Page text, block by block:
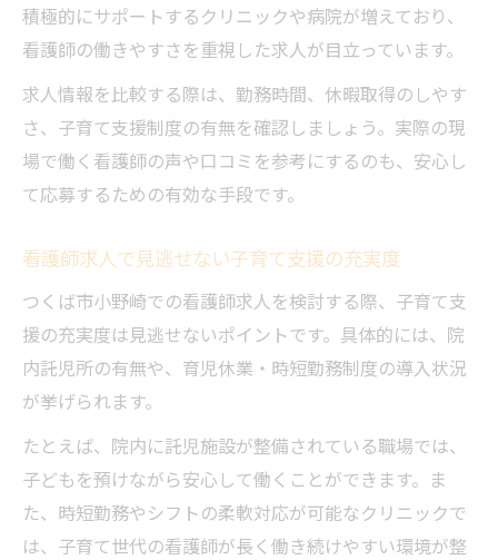
積極的にサポートするクリニックや病院が増えており、
看護師の働きやすさを重視した求人が目立っています。
求人情報を比較する際は、勤務時間、休暇取得のしやす
さ、子育て支援制度の有無を確認しましょう。実際の現
場で働く看護師の声や口コミを参考にするのも、安心し
て応募するための有効な手段です。
看護師求人で見逃せない子育て支援の充実度
つくば市小野崎での看護師求人を検討する際、子育て支
援の充実度は見逃せないポイントです。具体的には、院
内託児所の有無や、育児休業・時短勤務制度の導入状況
が挙げられます。
たとえば、院内に託児施設が整備されている職場では、
子どもを預けながら安心して働くことができます。ま
た、時短勤務やシフトの柔軟対応が可能なクリニックで
は、子育て世代の看護師が長く働き続けやすい環境が整